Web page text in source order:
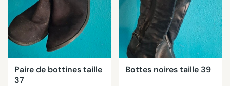
Paire de bottines taille
37
Bottes noires taille 39